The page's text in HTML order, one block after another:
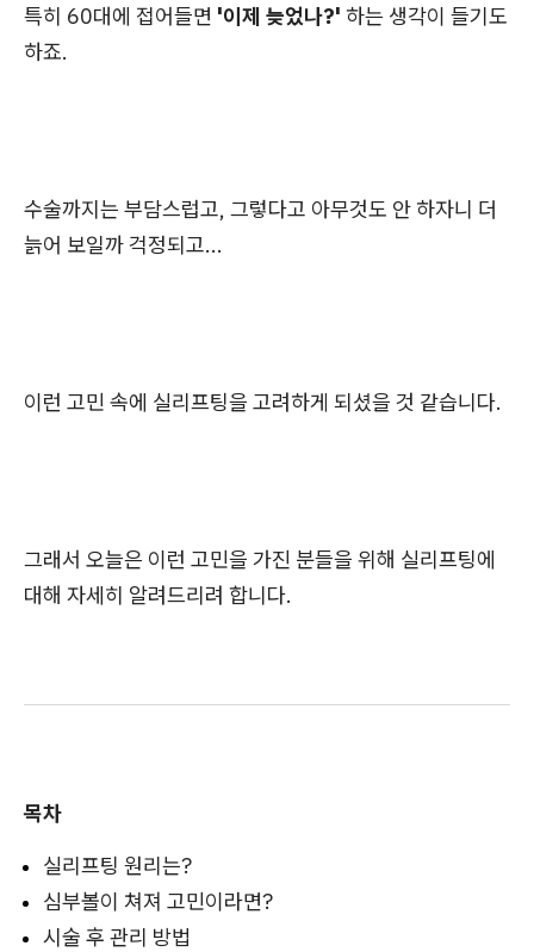
특히 60대에 접어들면 '이제 늦었나?' 하는 생각이 들기도
하죠.
수술까지는 부담스럽고, 그렇다고 아무것도 안 하자니 더
늙어 보일까 걱정되고...
이런 고민 속에 실리프팅을 고려하게 되셨을 것 같습니다.
그래서 오늘은 이런 고민을 가진 분들을 위해 실리프팅에
대해 자세히 알려드리려 합니다.
목차
실리프팅 원리는?
심부볼이 쳐져 고민이라면?
시술 후 관리 방법